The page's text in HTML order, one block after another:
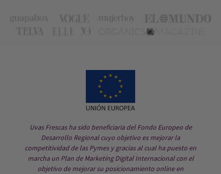
Uvas Frescas ha sido beneficiaria del Fondo Europeo de
Desarrollo Regional cuyo objetivo es mejorar la
competitividad de las Pymes y gracias al cual ha puesto en
marcha un Plan de Marketing Digital Internacional con el
objetivo de mejorar su posicionamiento online en